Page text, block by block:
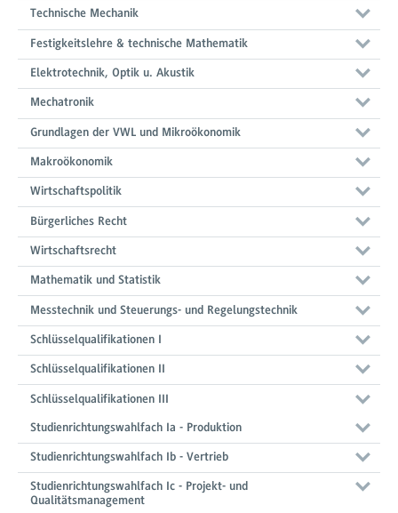
Technische Mechanik
Festigkeitslehre & technische Mathematik
Elektrotechnik, Optik u. Akustik
Mechatronik
Grundlagen der VWL und Mikroökonomik
Makroökonomik
Wirtschaftspolitik
Bürgerliches Recht
Wirtschaftsrecht
Mathematik und Statistik
Messtechnik und Steuerungs- und Regelungstechnik
Schlüsselqualifikationen I
Schlüsselqualifikationen II
Schlüsselqualifikationen III
Studienrichtungswahlfach Ia - Produktion
Studienrichtungswahlfach Ib - Vertrieb
Studienrichtungswahlfach Ic - Projekt- und
Qualitätsmanagement